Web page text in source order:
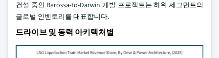
건설 중인 Barossa-to-Darwin 개발 프로젝트는 하위 세그먼트의
글로벌 인벤토리를 대표합니다.
드라이브 및 동력 아키텍처별